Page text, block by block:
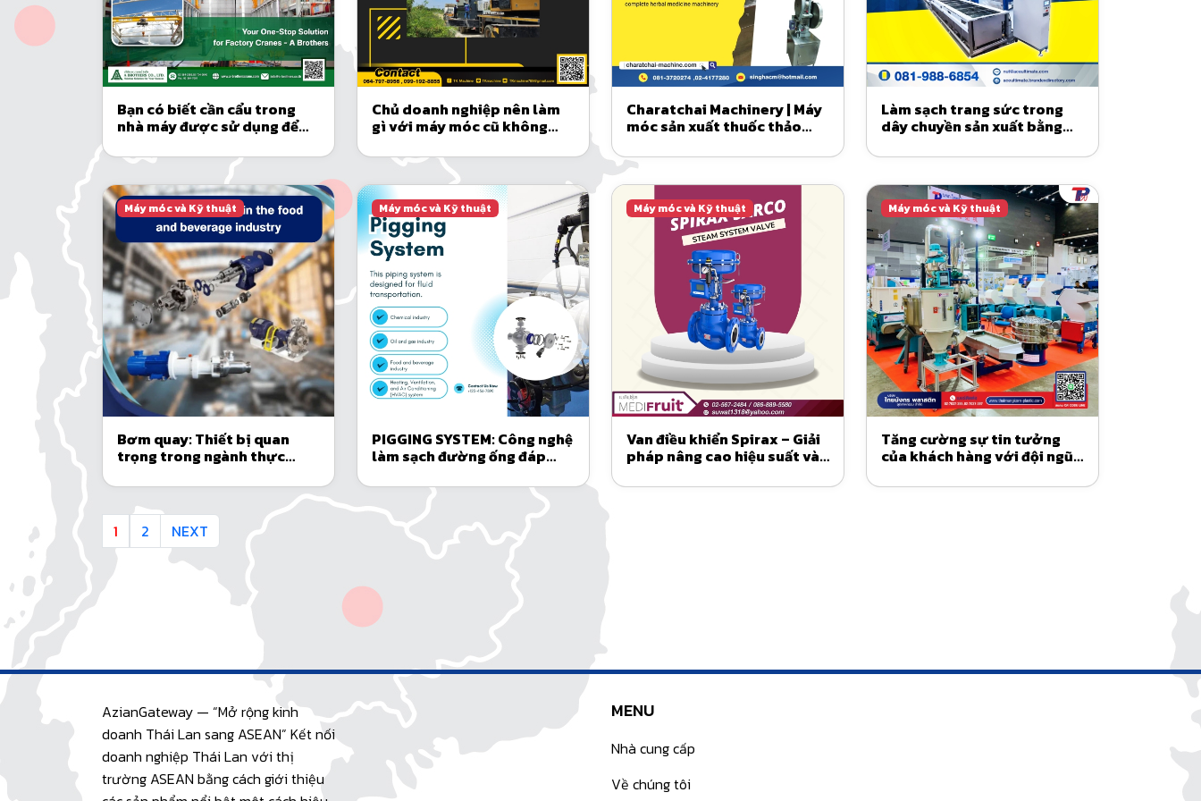
Bạn có biết cần cẩu trong
nhà máy được sử dụng để
Chủ doanh nghiệp nên làm
gì với máy móc cũ không
Charatchai Machinery | Máy
móc sản xuất thuốc thảo
Làm sạch trang sức trong
dây chuyền sản xuất bằng
Máy móc và Kỹ thuật
Bơm quay: Thiết bị quan
trọng trong ngành thực
Máy móc và Kỹ thuật
PIGGING SYSTEM: Công nghệ
làm sạch đường ống đáp
Máy móc và Kỹ thuật
Van điều khiển Spirax – Giải
pháp nâng cao hiệu suất và
Máy móc và Kỹ thuật
Tăng cường sự tin tưởng
của khách hàng với đội ngũ
1 2 NEXT
AzianGateway — “Mở rộng kinh
doanh Thái Lan sang ASEAN” Kết nối
doanh nghiệp Thái Lan với thị
trường ASEAN bằng cách giới thiệu
MENU
Nhà cung cấp
Về chúng tôi